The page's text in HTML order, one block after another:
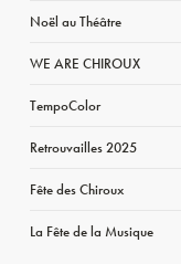
Noël au Théâtre
WE ARE CHIROUX
TempoColor
Retrouvailles 2025
Fête des Chiroux
La Fête de la Musique